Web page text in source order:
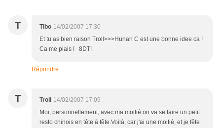
T Tibo 14/02/2007 17:30
Et tu as bien raison Troll>>>Hunah C est une bonne idee ca !
Ca me plais ! 8DT!
Répondre
T Troll
14/02/2007 17:09
Moi, personnellement, avec ma moitié on va se faire un petit
resto chinois en tête à tête.Voilà, car j'ai une moitié, et je fête